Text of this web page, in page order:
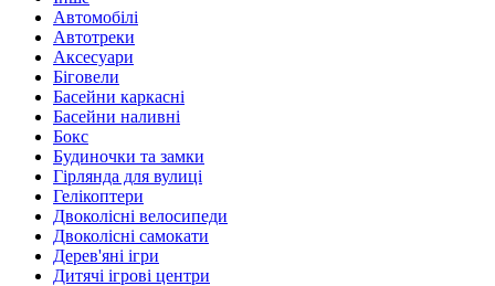
Автомобілі
Автотреки
Аксесуари
Біговели
Басейни каркасні
Басейни наливні
Бокс
Будиночки та замки
Гірлянда для вулиці
Гелікоптери
Двоколісні велосипеди
Двоколісні самокати
Дерев'яні ігри
Дитячі ігрові центри